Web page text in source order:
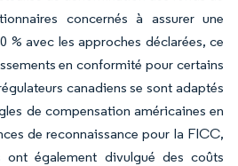
concernés à assurer une
% avec les approches déclarées, ce
en conformité pour certains
canadiens se sont adaptés
de compensation américaines en
de reconnaissance pour la FICC,
également divulgué des coûts